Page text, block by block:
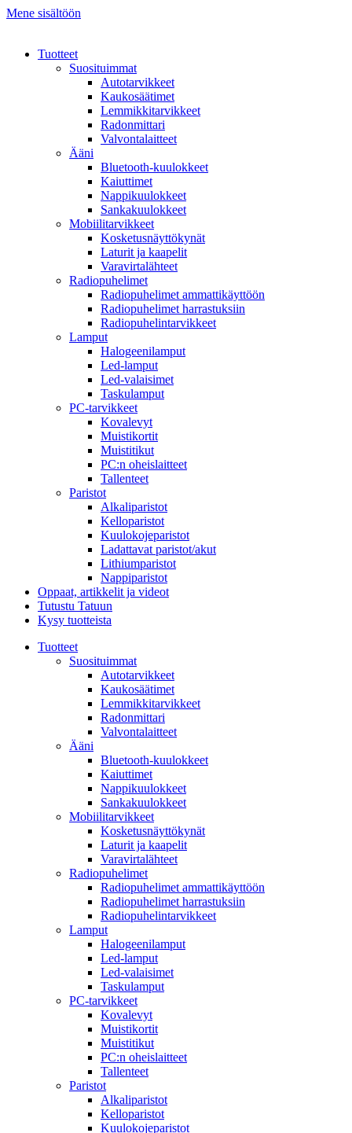
Mene sisältöön
Tuotteet
Suosituimmat
Autotarvikkeet
Kaukosäätimet
Lemmikkitarvikkeet
Radonmittari
Valvontalaitteet
Ääni
Bluetooth-kuulokkeet
Kaiuttimet
Nappikuulokkeet
Sankakuulokkeet
Mobiilitarvikkeet
Kosketusnäyttökynät
Laturit ja kaapelit
Varavirtalähteet
Radiopuhelimet
Radiopuhelimet ammattikäyttöön
Radiopuhelimet harrastuksiin
Radiopuhelintarvikkeet
Lamput
Halogeenilamput
Led-lamput
Led-valaisimet
Taskulamput
PC-tarvikkeet
Kovalevyt
Muistikortit
Muistitikut
PC:n oheislaitteet
Tallenteet
Paristot
Alkaliparistot
Kelloparistot
Kuulokojeparistot
Ladattavat paristot/akut
Lithiumparistot
Nappiparistot
Oppaat, artikkelit ja videot
Tutustu Tatuun
Kysy tuotteista
Tuotteet
Suosituimmat
Autotarvikkeet
Kaukosäätimet
Lemmikkitarvikkeet
Radonmittari
Valvontalaitteet
Ääni
Bluetooth-kuulokkeet
Kaiuttimet
Nappikuulokkeet
Sankakuulokkeet
Mobiilitarvikkeet
Kosketusnäyttökynät
Laturit ja kaapelit
Varavirtalähteet
Radiopuhelimet
Radiopuhelimet ammattikäyttöön
Radiopuhelimet harrastuksiin
Radiopuhelintarvikkeet
Lamput
Halogeenilamput
Led-lamput
Led-valaisimet
Taskulamput
PC-tarvikkeet
Kovalevyt
Muistikortit
Muistitikut
PC:n oheislaitteet
Tallenteet
Paristot
Alkaliparistot
Kelloparistot
Kuulokojeparistot